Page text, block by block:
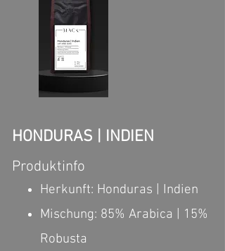
HONDURAS | INDIEN
Produktinfo​
Herkunft: Honduras | Indien
Mischung: 85% Arabica | 15%
Robusta